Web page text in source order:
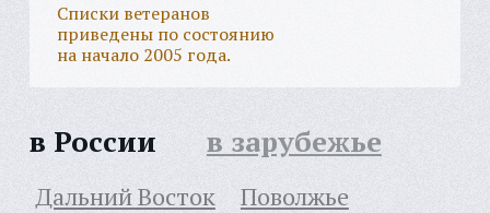
Списки ветеранов
приведены по состоянию
на начало 2005 года.
в России в зарубежье
Дальний Восток
Поволжье